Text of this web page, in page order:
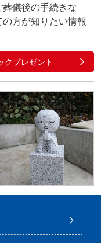
葬儀後の手続きな
の方が知りたい情報
クプレゼント